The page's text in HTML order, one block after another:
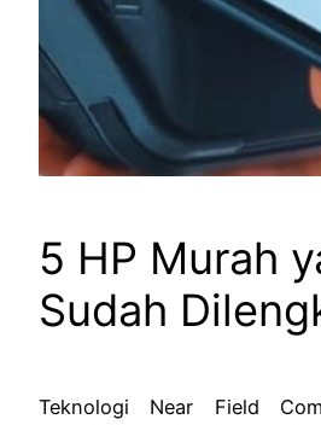
5 HP Murah
Sudah
Teknologi Near Field